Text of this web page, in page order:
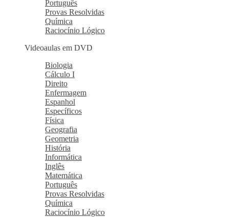
Português
Provas Resolvidas
Química
Raciocínio Lógico
Videoaulas em DVD
Biologia
Cálculo I
Direito
Enfermagem
Espanhol
Específicos
Física
Geografia
Geometria
História
Informática
Inglês
Matemática
Português
Provas Resolvidas
Química
Raciocínio Lógico